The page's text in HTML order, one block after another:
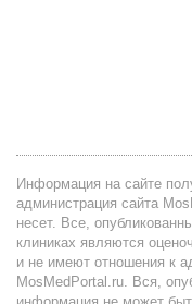
Информация на сайте
администрация сайта
несет. Все,
клиниках являются
и не имеют отношения к
MosMedPortal.ru. Вся,